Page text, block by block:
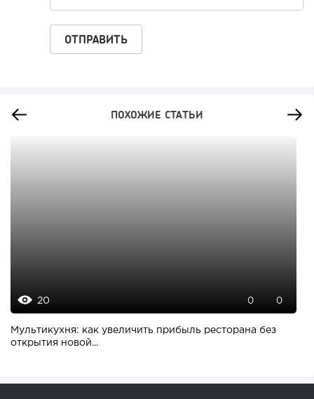
ПОХОЖИЕ СТАТЬИ
20 0 0
Мультикухня: как увеличить прибыль ресторана без
открытия новой...